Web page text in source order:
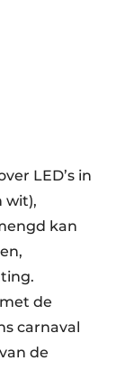
LED’s in
wit),
kan
de
carnaval
de